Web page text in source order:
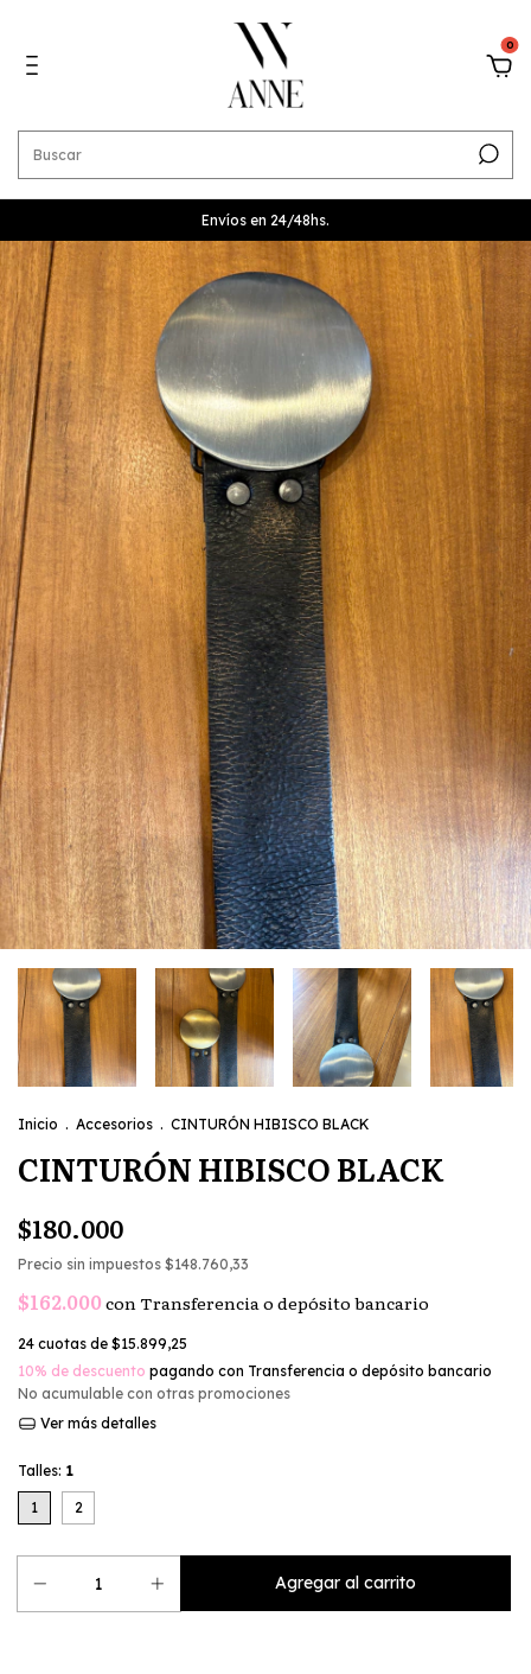
0
Envíos en 24/48hs.
Inicio . Accesorios . CINTURÓN HIBISCO BLACK
CINTURÓN HIBISCO BLACK
$180.000
Precio sin impuestos $148.760,33
$162.000 con Transferencia o depósito bancario
24 cuotas de $15.899,25
10% de descuento pagando con Transferencia o depósito bancario
No acumulable con otras promociones
Ver más detalles
Talles: 1
1 2